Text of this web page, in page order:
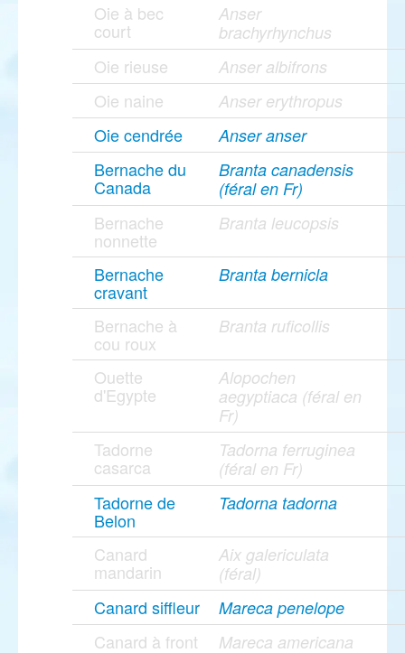
Oie à bec
court
Anser
brachyrhynchus
Oie rieuse Anser albifrons
Oie naine Anser erythropus
Oie cendrée Anser anser
Bernache du
Canada
Branta canadensis
(féral en Fr)
Bernache
nonnette
Branta leucopsis
Bernache
cravant
Branta bernicla
Bernache à
cou roux
Branta ruficollis
Ouette
d'Egypte
Alopochen
aegyptiaca (féral en
Fr)
Tadorne
casarca
Tadorna ferruginea
(féral en Fr)
Tadorne de
Belon
Tadorna tadorna
Canard
mandarin
Aix galericulata
(féral)
Canard siffleur Mareca penelope
Canard à front Mareca americana